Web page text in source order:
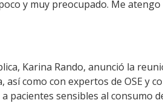
y muy preocupado. Me
Karina Rando, anunció la
como con expertos de OSE y
pacientes sensibles al consumo